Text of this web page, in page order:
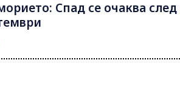
Спад се очаква след